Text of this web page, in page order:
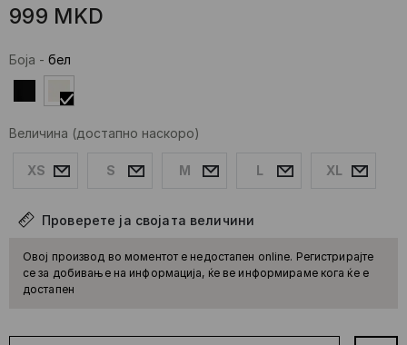
999 MKD
Боја - бел
Величина (достапно наскоро)
XS S M L XL
Проверете ја својата величини
Овој производ во моментот е недостапен online. Регистрирајте
се за добивање на информација, ќе ве информираме кога ќе е
достапен